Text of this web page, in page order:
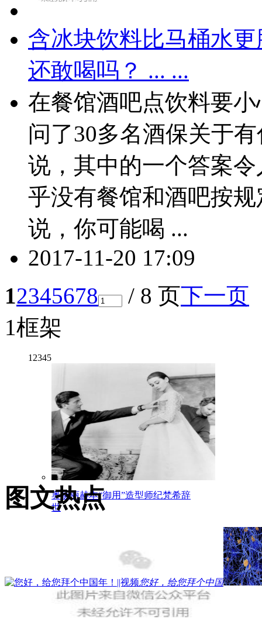
含冰块饮料比马桶水
还敢喝吗？ ... ...
在餐馆酒吧点饮料要
问了30多名酒保关于
说，其中的一个答案
乎没有餐馆和酒吧按
说，你可能喝 ...
2017-11-20 17:09
12345678 / 8 页下一页
1框架
1 2345
奥黛丽赫本“御用”造型师纪梵希辞
世
图文热点
您好，给您拜个中国